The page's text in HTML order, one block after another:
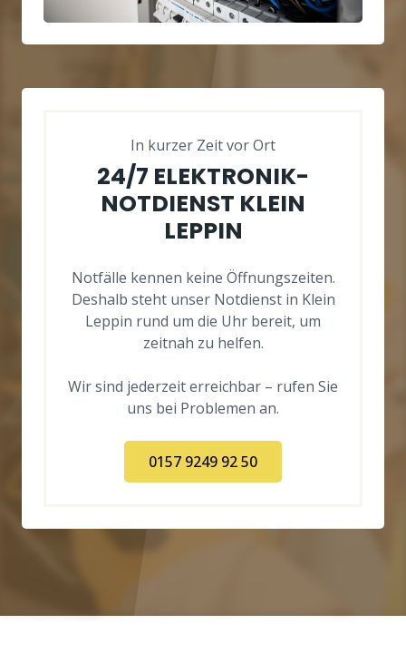
In kurzer Zeit vor Ort
24/7 ELEKTRONIK-
NOTDIENST KLEIN
LEPPIN
Notfälle kennen keine Öffnungszeiten.
Deshalb steht unser Notdienst in Klein
Leppin rund um die Uhr bereit, um
zeitnah zu helfen.
Wir sind jederzeit erreichbar – rufen Sie
uns bei Problemen an.
0157 9249 92 50